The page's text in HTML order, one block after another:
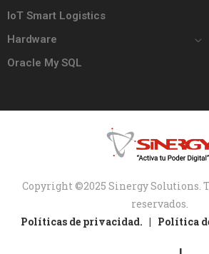
IoT Smart Logistics
Hardware
Oracle My SQL
Copyright ©2025 Sinergy Solutions.
reservados.
Políticas de privacidad. | Política